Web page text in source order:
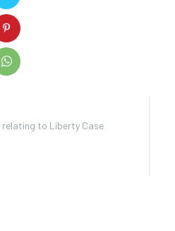
to Liberty Case